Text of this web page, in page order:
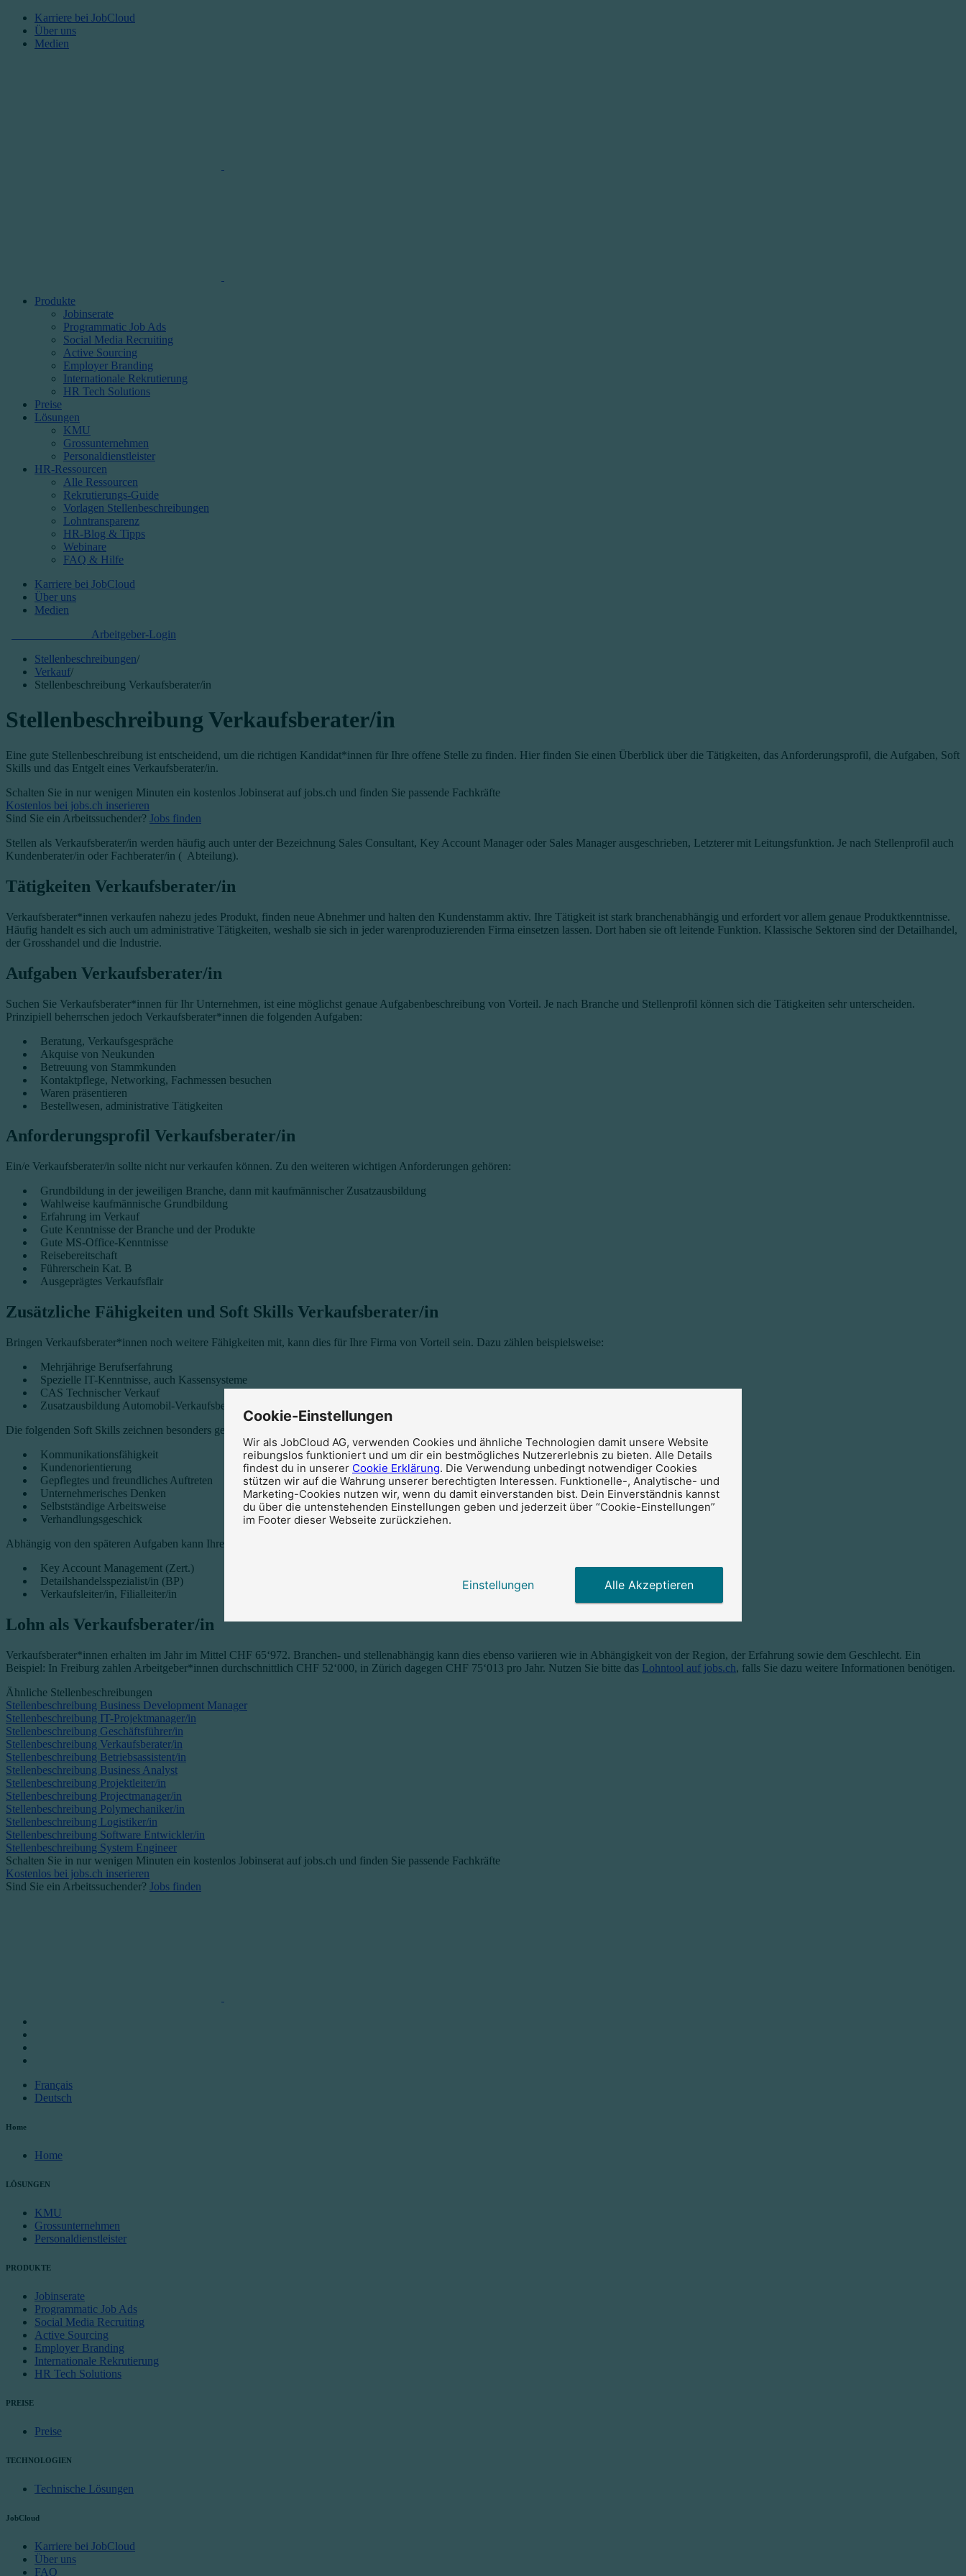
Karriere bei JobCloud​
Über uns
Medien
Produkte
Jobinserate
Programmatic Job Ads
Social Media Recruiting
Active Sourcing
Employer Branding
Internationale Rekrutierung
HR Tech Solutions
Preise
Lösungen
KMU
Grossunternehmen
Personaldienstleister
HR-Ressourcen
Alle Ressourcen
Rekrutierungs-Guide
Vorlagen Stellenbeschreibungen
Lohntransparenz
HR-Blog & Tipps
Webinare
FAQ & Hilfe
Karriere bei JobCloud​
Über uns
Medien
Arbeitgeber-Login
Stellenbeschreibungen/
Verkauf/
Stellenbeschreibung Verkaufsberater/in
Stellenbeschreibung Verkaufsberater/in
Eine gute Stellenbeschreibung ist entscheidend, um die richtigen Kandidat*innen für Ihre offene Stelle zu finden. Hier finden Sie einen Überblick über die Tätigkeiten, das Anforderungsprofil, die Aufgaben, Soft
Skills und das Entgelt eines Verkaufsberater/in.
Schalten Sie in nur wenigen Minuten ein kostenlos Jobinserat auf jobs.ch und finden Sie passende Fachkräfte
Kostenlos bei jobs.ch inserieren
Sind Sie ein Arbeitssuchender? Jobs finden
Stellen als Verkaufsberater/in werden häufig auch unter der Bezeichnung Sales Consultant, Key Account Manager oder Sales Manager ausgeschrieben, Letzterer mit Leitungsfunktion. Je nach Stellenprofil auch
Kundenberater/in oder Fachberater/in ( Abteilung).
Tätigkeiten Verkaufsberater/in
Verkaufsberater*innen verkaufen nahezu jedes Produkt, finden neue Abnehmer und halten den Kundenstamm aktiv. Ihre Tätigkeit ist stark branchenabhängig und erfordert vor allem genaue Produktkenntnisse.
Häufig handelt es sich auch um administrative Tätigkeiten, weshalb sie sich in jeder warenproduzierenden Firma einsetzen lassen. Dort haben sie oft leitende Funktion. Klassische Sektoren sind der Detailhandel,
der Grosshandel und die Industrie.
Aufgaben Verkaufsberater/in
Suchen Sie Verkaufsberater*innen für Ihr Unternehmen, ist eine möglichst genaue Aufgabenbeschreibung von Vorteil. Je nach Branche und Stellenprofil können sich die Tätigkeiten sehr unterscheiden.
Prinzipiell beherrschen jedoch Verkaufsberater*innen die folgenden Aufgaben:
Beratung, Verkaufsgespräche
Akquise von Neukunden
Betreuung von Stammkunden
Kontaktpflege, Networking, Fachmessen besuchen
Waren präsentieren
Bestellwesen, administrative Tätigkeiten
Anforderungsprofil Verkaufsberater/in
Ein/e Verkaufsberater/in sollte nicht nur verkaufen können. Zu den weiteren wichtigen Anforderungen gehören:
Grundbildung in der jeweiligen Branche, dann mit kaufmännischer Zusatzausbildung
Wahlweise kaufmännische Grundbildung
Erfahrung im Verkauf
Gute Kenntnisse der Branche und der Produkte
Gute MS-Office-Kenntnisse
Reisebereitschaft
Führerschein Kat. B
Ausgeprägtes Verkaufsflair
Zusätzliche Fähigkeiten und Soft Skills Verkaufsberater/in
Bringen Verkaufsberater*innen noch weitere Fähigkeiten mit, kann dies für Ihre Firma von Vorteil sein. Dazu zählen beispielsweise:
Mehrjährige Berufserfahrung
Spezielle IT-Kenntnisse, auch Kassensysteme
CAS Technischer Verkauf
Zusatzausbildung Automobil-Verkaufsberater/in
Die folgenden Soft Skills zeichnen besonders geeignete Kandidat*innen aus und unterscheiden sie von durchschnittlichen Bewerber*innen:
Kommunikationsfähigkeit
Kundenorientierung
Gepflegtes und freundliches Auftreten
Unternehmerisches Denken
Selbstständige Arbeitsweise
Verhandlungsgeschick
Abhängig von den späteren Aufgaben kann Ihre Firma von Verkaufsberater*innen mit den folgenden hilfreichen Weiterbildungen profitieren:
Key Account Management (Zert.)
Detailshandelsspezialist/in (BP)
Verkaufsleiter/in, Filialleiter/in
Lohn als Verkaufsberater/in
Verkaufsberater*innen erhalten im Jahr im Mittel CHF 65‘972. Branchen- und stellenabhängig kann dies ebenso variieren wie in Abhängigkeit von der Region, der Erfahrung sowie dem Geschlecht. Ein
Beispiel: In Freiburg zahlen Arbeitgeber*innen durchschnittlich CHF 52‘000, in Zürich dagegen CHF 75‘013 pro Jahr. Nutzen Sie bitte das Lohntool auf jobs.ch, falls Sie dazu weitere Informationen benötigen.
Ähnliche Stellenbeschreibungen
Stellenbeschreibung Business Development Manager
Stellenbeschreibung IT-Projektmanager/in
Stellenbeschreibung Geschäftsführer/in
Stellenbeschreibung Verkaufsberater/in
Stellenbeschreibung Betriebsassistent/in
Stellenbeschreibung Business Analyst
Stellenbeschreibung Projektleiter/in
Stellenbeschreibung Projectmanager/in
Stellenbeschreibung Polymechaniker/in
Stellenbeschreibung Logistiker/in
Stellenbeschreibung Software Entwickler/in
Stellenbeschreibung System Engineer
Schalten Sie in nur wenigen Minuten ein kostenlos Jobinserat auf jobs.ch und finden Sie passende Fachkräfte
Kostenlos bei jobs.ch inserieren
Sind Sie ein Arbeitssuchender? Jobs finden
Français
Deutsch
Home
Home
LÖSUNGEN
KMU
Grossunternehmen
Personaldienstleister
PRODUKTE
Jobinserate
Programmatic Job Ads
Social Media Recruiting
Active Sourcing
Employer Branding
Internationale Rekrutierung
HR Tech Solutions
PREISE
Preise
TECHNOLOGIEN
Technische Lösungen
JobCloud
Karriere bei JobCloud
Über uns
FAQ
Cookie-Einstellungen
Wir als JobCloud AG, verwenden Cookies und ähnliche Technologien damit unsere Website
reibungslos funktioniert und um dir ein bestmögliches Nutzererlebnis zu bieten. Alle Details
findest du in unserer Cookie Erklärung. Die Verwendung unbedingt notwendiger Cookies
stützen wir auf die Wahrung unserer berechtigten Interessen. Funktionelle-, Analytische- und
Marketing-Cookies nutzen wir, wenn du damit einverstanden bist. Dein Einverständnis kannst
du über die untenstehenden Einstellungen geben und jederzeit über “Cookie-Einstellungen”
im Footer dieser Webseite zurückziehen.
Einstellungen Alle Akzeptieren